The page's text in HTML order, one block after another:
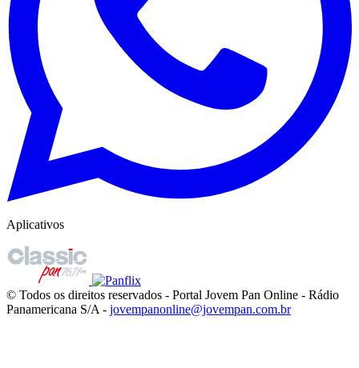
Aplicativos
© Todos os direitos reservados - Portal Jovem Pan Online - Rádio
Panamericana S/A - jovempanonline@jovempan.com.br